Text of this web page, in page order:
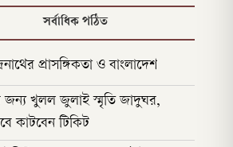
সর্বাধিক পঠিত
প্রাসঙ্গিকতা ও বাংলাদেশ
জন্য খুলল জুলাই স্মৃতি জাদুঘর,
কাটবেন টিকিট